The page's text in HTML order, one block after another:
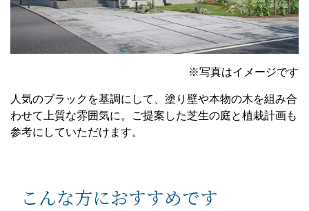
※写真はイメージです
人気のブラックを基調にして、塗り壁や本物の木を組み合
わせて上質な雰囲気に。ご提案した芝生の庭と植栽計画も
参考にしていただけます。
こんな方におすすめです